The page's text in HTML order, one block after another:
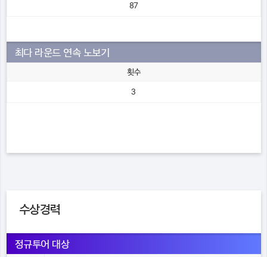
87
최다 라운드 연속 노보기
횟수
3
수상경력
정규투어 대상